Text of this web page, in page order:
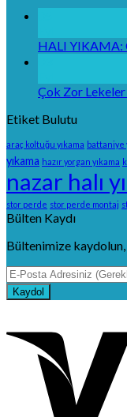
HALI YIKAMA:
Çok Zor Lekeler
Etiket Bulutu
araç koltuğu yıkama battaniye
yıkama hazır yorgan yıkama
nazar halı
stor perde stor perde montaj
Bülten Kaydı
Bültenimize